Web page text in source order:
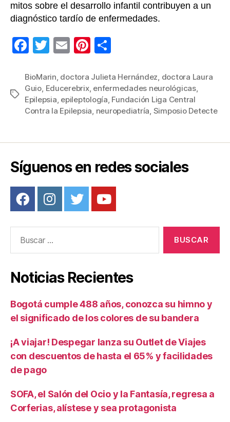
mitos sobre el desarrollo infantil contribuyen a un
diagnóstico tardío de enfermedades.
F
c
e
b
o
k
T
tt
er
E
ail
Pi
er
e
st
m
p
ar
Etiquetas
BioMarin, doctora Julieta Hernández, doctora Laura
Guio, Educerebrix, enfermedades neurológicas,
Epilepsia, epileptología, Fundación Liga Central
Contra la Epilepsia, neuropediatría, Simposio Detecte
Síguenos en redes sociales
Noticias Recientes
Bogotá cumple 488 años, conozca su himno y
el significado de los colores de su bandera
¡A viajar! Despegar lanza su Outlet de Viajes
con descuentos de hasta el 65% y facilidades
de pago
SOFA, el Salón del Ocio y la Fantasía, regresa a
Corferias, alístese y sea protagonista